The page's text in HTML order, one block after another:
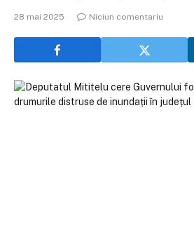
28 mai 2025 Niciun comentariu